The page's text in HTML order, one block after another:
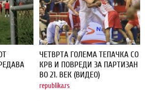
ЧЕТВРТА ГОЛЕМА ТЕПАЧКА СО
КРВ И ПОВРЕДИ ЗА ПАРТИЗАН
ВО 21. ВЕК (ВИДЕО)
republika.rs